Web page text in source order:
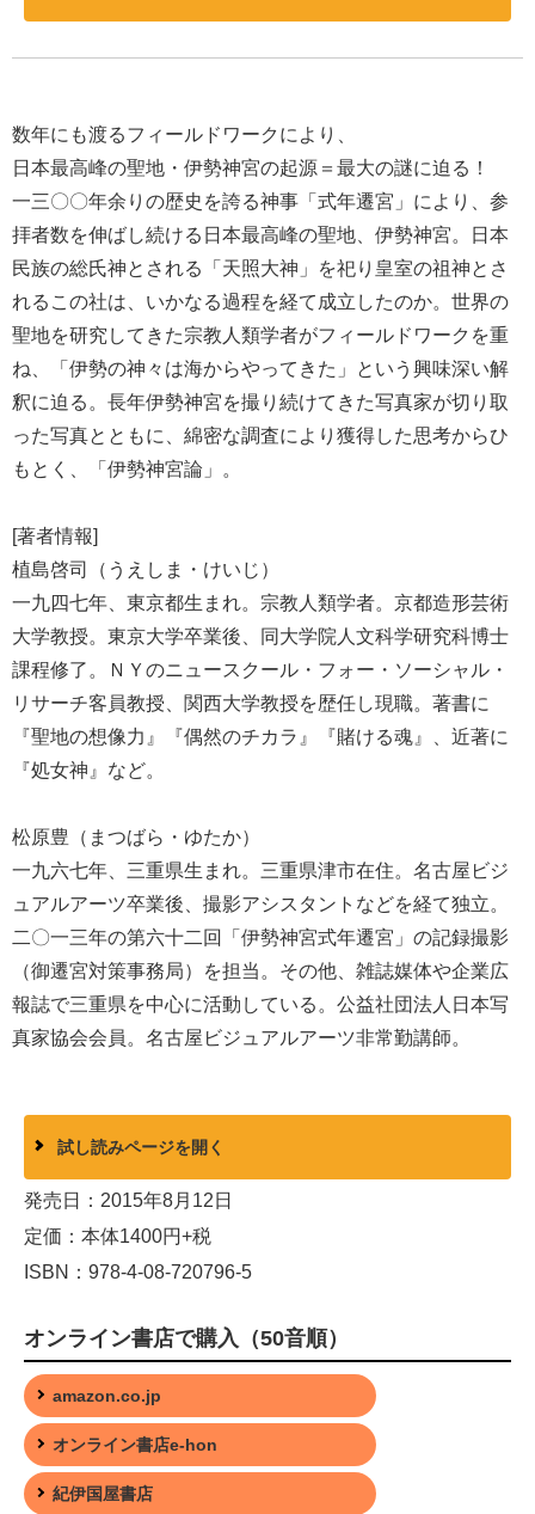
数年にも渡るフィールドワークにより、
日本最高峰の聖地・伊勢神宮の起源＝最大の謎に迫る！
一三〇〇年余りの歴史を誇る神事「式年遷宮」により、参
拝者数を伸ばし続ける日本最高峰の聖地、伊勢神宮。日本
民族の総氏神とされる「天照大神」を祀り皇室の祖神とさ
れるこの社は、いかなる過程を経て成立したのか。世界の
聖地を研究してきた宗教人類学者がフィールドワークを重
ね、「伊勢の神々は海からやってきた」という興味深い解
釈に迫る。長年伊勢神宮を撮り続けてきた写真家が切り取
った写真とともに、綿密な調査により獲得した思考からひ
もとく、「伊勢神宮論」。
[著者情報]
植島啓司（うえしま・けいじ）
一九四七年、東京都生まれ。宗教人類学者。京都造形芸術
大学教授。東京大学卒業後、同大学院人文科学研究科博士
課程修了。ＮＹのニュースクール・フォー・ソーシャル・
リサーチ客員教授、関西大学教授を歴任し現職。著書に
『聖地の想像力』『偶然のチカラ』『賭ける魂』、近著に
『処女神』など。
松原豊（まつばら・ゆたか）
一九六七年、三重県生まれ。三重県津市在住。名古屋ビジ
ュアルアーツ卒業後、撮影アシスタントなどを経て独立。
二〇一三年の第六十二回「伊勢神宮式年遷宮」の記録撮影
（御遷宮対策事務局）を担当。その他、雑誌媒体や企業広
報誌で三重県を中心に活動している。公益社団法人日本写
真家協会会員。名古屋ビジュアルアーツ非常勤講師。
試し読みページを開く
発売日：2015年8月12日
定価：本体1400円+税
ISBN：978-4-08-720796-5
オンライン書店で購入（50音順）
amazon.co.jp
オンライン書店e-hon
紀伊国屋書店